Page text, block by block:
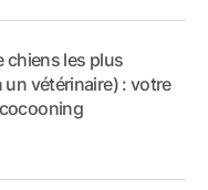
chiens les plus
vétérinaire) : votre